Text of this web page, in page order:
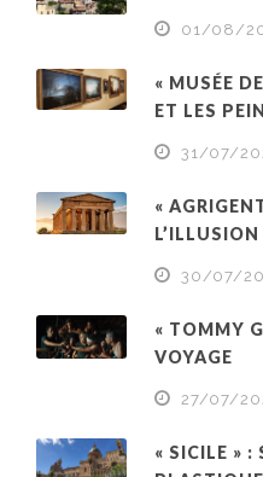
01/08/
« MUSÉE
ET LES
31/07/
«
30/07/
« TOMMY
VOYAGE
27/07/
« SICILE » :